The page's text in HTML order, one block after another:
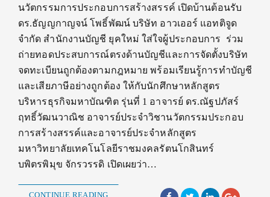
นวัตกรรมการประกอบการสร้างสรรค์ เปิดบ้านต้อนรับ
ดร.ธัญญกาญจน์ โพธิ์พัฒน์ บริษัท อาวเออร์ แอทติจูด
จำกัด สำนักงานบัญชี ยุคใหม่ ใส่ใจผู้ประกอบการ ร่วม
ถ่ายทอดประสบการณ์ตรงด้านบัญชีและการจัดตั้งบริษัท
จดทะเบียนถูกต้องตามกฎหมาย พร้อมเรียนรู้การทำบัญชี
และเสียภาษีอย่างถูกต้อง ให้กับนักศึกษาหลักสูตร
บริหารธุรกิจมหาบัณฑิต รุ่นที่ 1 อาจารย์ ดร.ณัฐปภัสร์
ฤทธิ์วัฒนวาณิช อาจารย์ประจำวิชานวัตกรรมประกอบ
การสร้างสรรค์และอาจารย์ประจำหลักสูตร
มหาวิทยาลัยเทคโนโลยีราชมงคลรัตนโกสินทร์
บพิตรพิมุข จักรวรรดิ เปิดเผยว่า…
CONTINUE READING